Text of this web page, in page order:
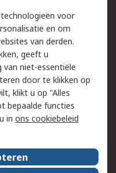
veiligheid
voor
en om
van derden.
geeft u
niet-essentiële
door te klikken op
klikt u op "Alles
bepaalde functies
in ons cookiebeleid